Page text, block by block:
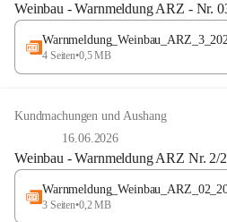
Weinbau - Warnmeldung ARZ - Nr.
4 Seiten•0,5 MB
Kundmachungen und Aushang
16.06.2026
Weinbau - Warnmeldung ARZ Nr. 2/
3 Seiten•0,2 MB